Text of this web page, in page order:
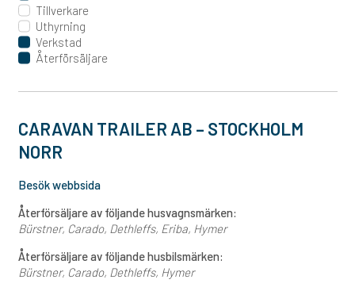
Tillverkare
Uthyrning
Verkstad
Återförsäljare
CARAVAN TRAILER AB – STOCKHOLM
NORR
Besök webbsida
Återförsäljare av följande husvagnsmärken:
Bürstner Carado Dethleffs Eriba Hymer
Återförsäljare av följande husbilsmärken:
Bürstner Carado Dethleffs Hymer